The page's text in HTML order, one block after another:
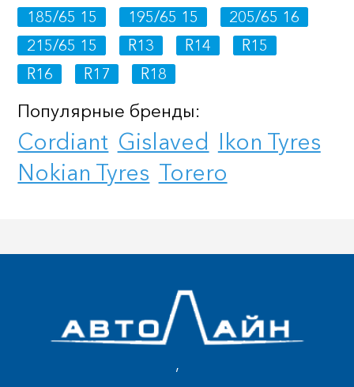
185/65 15 195/65 15
205/65 16
215/65 15
R13 R14
R15
R16
R17 R18
Популярные бренды:
Cordiant Gislaved Ikon Tyres
Nokian Tyres Torero
,